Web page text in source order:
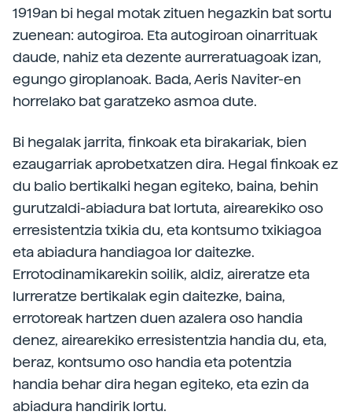
1919an bi hegal motak zituen hegazkin bat sortu
zuenean: autogiroa. Eta autogiroan oinarrituak
daude, nahiz eta dezente aurreratuagoak izan,
egungo giroplanoak. Bada, Aeris Naviter-en
horrelako bat garatzeko asmoa dute.
Bi hegalak jarrita, finkoak eta birakariak, bien
ezaugarriak aprobetxatzen dira. Hegal finkoak ez
du balio bertikalki hegan egiteko, baina, behin
gurutzaldi-abiadura bat lortuta, airearekiko oso
erresistentzia txikia du, eta kontsumo txikiagoa
eta abiadura handiagoa lor daitezke.
Errotodinamikarekin soilik, aldiz, aireratze eta
lurreratze bertikalak egin daitezke, baina,
errotoreak hartzen duen azalera oso handia
denez, airearekiko erresistentzia handia du, eta,
beraz, kontsumo oso handia eta potentzia
handia behar dira hegan egiteko, eta ezin da
abiadura handirik lortu.